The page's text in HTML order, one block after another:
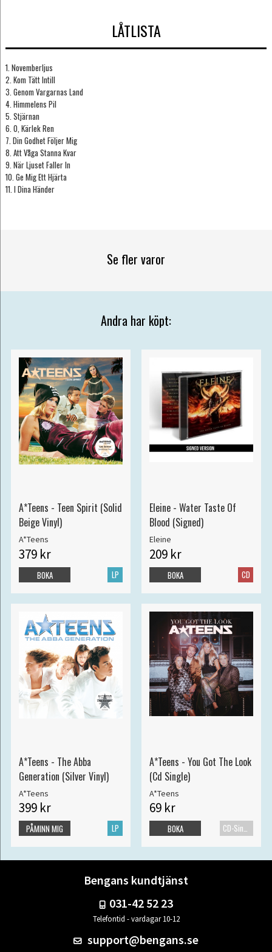
LÅTLISTA
1. Novemberljus
2. Kom Tätt Intill
3. Genom Vargarnas Land
4. Himmelens Pil
5. Stjärnan
6. O, Kärlek Ren
7. Din Godhet Följer Mig
8. Att Våga Stanna Kvar
9. När Ljuset Faller In
10. Ge Mig Ett Hjärta
11. I Dina Händer
Se fler varor
Andra har köpt:
A*Teens - Teen Spirit (Solid
Beige Vinyl)
A*Teens
379 kr
LP
BOKA
Eleine - Water Taste Of
Blood (Signed)
Eleine
209 kr
CD
BOKA
A*Teens - The Abba
Generation (Silver Vinyl)
A*Teens
399 kr
LP
PÅMINN MIG
A*Teens - You Got The Look
(Cd Single)
A*Teens
69 kr
CD-Singel
BOKA
Bengans kundtjänst
031-42 52 23
Telefontid - vardagar 10-12
support@bengans.se